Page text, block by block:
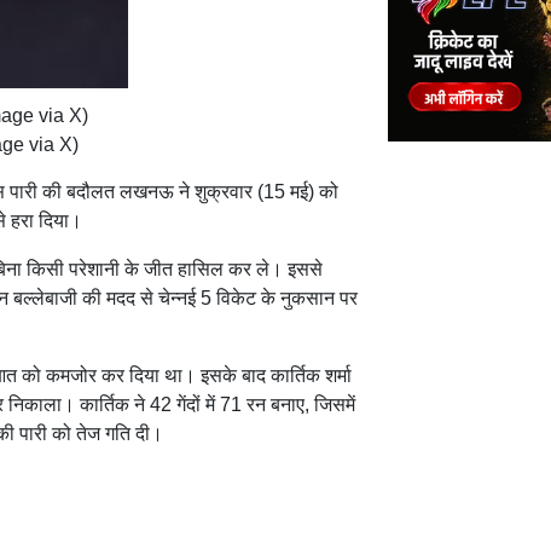
via X)
पारी की बदौलत लखनऊ ने शुक्रवार (15 मई) को
दिया।
किसी परेशानी के जीत हासिल कर ले। इससे
बल्लेबाजी की मदद से चेन्नई 5 विकेट के नुकसान पर
कमजोर कर दिया था। इसके बाद कार्तिक शर्मा
कार्तिक ने 42 गेंदों में 71 रन बनाए, जिसमें
को तेज गति दी।